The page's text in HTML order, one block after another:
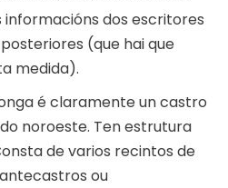
informacións dos escritores
(que hai que
medida).
é claramente un castro
noroeste. Ten estrutura
de varios recintos de
ou